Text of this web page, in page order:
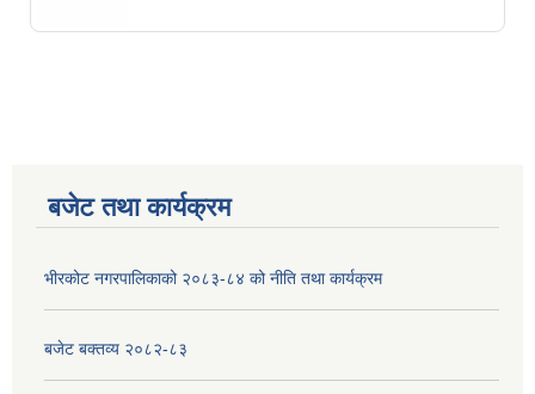
बजेट तथा कार्यक्रम
भीरकोट नगरपालिकाको २०८३-८४ को नीति तथा कार्यक्रम
बजेट बक्तव्य २०८२-८३